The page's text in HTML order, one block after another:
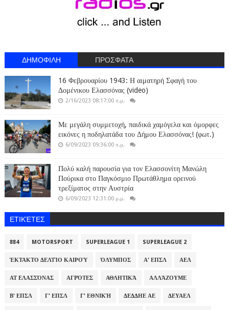
ΔΗΜΟΦΙΛΗ ΠΡΟΣΦΑΤΑ
16 Φεβρουαρίου 1943: Η αιματηρή Σφαγή του
Δομένικου Ελασσόνας (video)
2/16/2023 08:17:00 π.μ.
Με μεγάλη συμμετοχή, παιδικά χαμόγελα και όμορφες
εικόνες η ποδηλατάδα του Δήμου Ελασσόνας! (φωτ.)
6/09/2023 09:36:00 π.μ.
Πολύ καλή παρουσία για τον Ελασσονίτη Μανώλη
Πούρικα στο Παγκόσμιο Πρωτάθλημα ορεινού
τρεξίματος στην Αυστρία
6/09/2023 12:31:00 μ.μ.
ΕΤΙΚΈΤΕΣ
884 MOTORSPORT SUPERLEAGUE 1 SUPERLEAGUE 2
ΈΚΤΑΚΤΟ ΔΕΛΤΊΟ ΚΑΙΡΟΎ ΌΛΥΜΠΟΣ Α' ΕΠΣΛ ΑΕΛ
ΑΤ ΕΛΑΣΣΌΝΑΣ ΑΓΡΌΤΕΣ ΑΘΛΗΤΙΚΆ ΑΛΛΆΖΟΥΜΕ
Β' ΕΠΣΛ Γ' ΕΠΣΛ Γ' ΕΘΝΙΚΉ ΔΕΔΔΗΕ ΑΕ ΔΕΥΑΕΛ